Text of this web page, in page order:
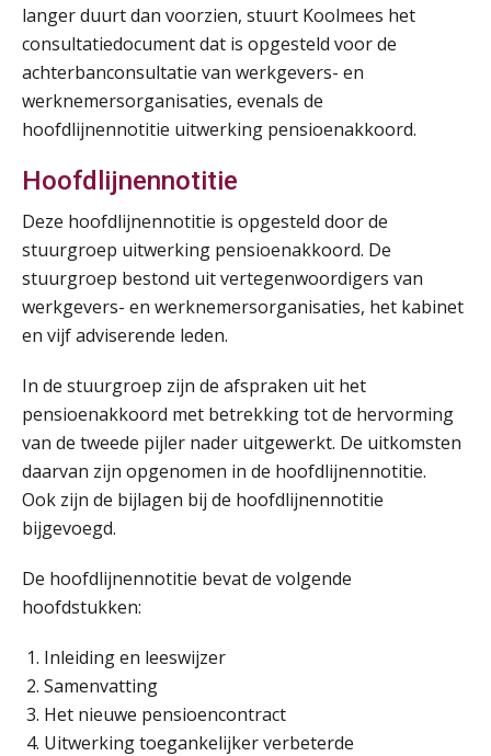
langer duurt dan voorzien, stuurt Koolmees het
consultatiedocument dat is opgesteld voor de
achterbanconsultatie van werkgevers- en
werknemersorganisaties, evenals de
hoofdlijnennotitie uitwerking pensioenakkoord.
Hoofdlijnennotitie
Deze hoofdlijnennotitie is opgesteld door de
stuurgroep uitwerking pensioenakkoord. De
stuurgroep bestond uit vertegenwoordigers van
werkgevers- en werknemersorganisaties, het kabinet
en vijf adviserende leden.
In de stuurgroep zijn de afspraken uit het
pensioenakkoord met betrekking tot de hervorming
van de tweede pijler nader uitgewerkt. De uitkomsten
daarvan zijn opgenomen in de hoofdlijnennotitie.
Ook zijn de bijlagen bij de hoofdlijnennotitie
bijgevoegd.
De hoofdlijnennotitie bevat de volgende
hoofdstukken:
Inleiding en leeswijzer
Samenvatting
Het nieuwe pensioencontract
Uitwerking toegankelijker verbeterde